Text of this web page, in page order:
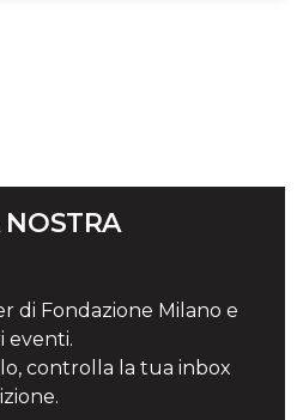
di Fondazione Milano e
eventi.
controlla la tua inbox